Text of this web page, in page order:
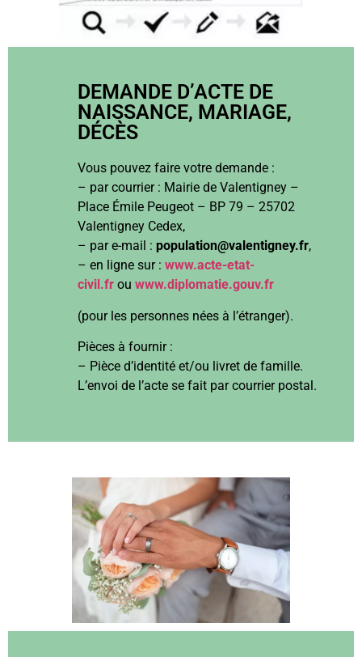
DEMANDE D’ACTE DE
NAISSANCE, MARIAGE,
DÉCÈS
Vous pouvez faire votre demande :
– par courrier : Mairie de Valentigney –
Place Émile Peugeot – BP 79 – 25702
Valentigney Cedex,
– par e-mail : population@valentigney.fr,
– en ligne sur : www.acte-etat-
civil.frou www.diplomatie.gouv.fr
(pour les personnes nées à l’étranger).
Pièces à fournir :
– Pièce d’identité et/ou livret de famille.
L’envoi de l’acte se fait par courrier postal.